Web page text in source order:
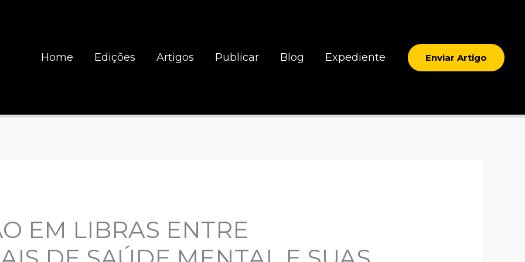
Home Edições Artigos Publicar Blog Expediente Enviar Artigo
EM LIBRAS ENTRE